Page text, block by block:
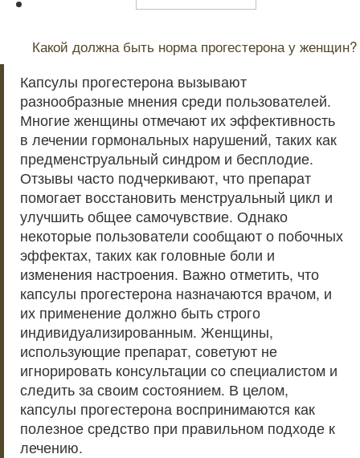
Какой должна быть норма прогестерона у женщин?
Капсулы прогестерона вызывают
разнообразные мнения среди пользователей.
Многие женщины отмечают их эффективность
в лечении гормональных нарушений, таких как
предменструальный синдром и бесплодие.
Отзывы часто подчеркивают, что препарат
помогает восстановить менструальный цикл и
улучшить общее самочувствие. Однако
некоторые пользователи сообщают о побочных
эффектах, таких как головные боли и
изменения настроения. Важно отметить, что
капсулы прогестерона назначаются врачом, и
их применение должно быть строго
индивидуализированным. Женщины,
использующие препарат, советуют не
игнорировать консультации со специалистом и
следить за своим состоянием. В целом,
капсулы прогестерона воспринимаются как
полезное средство при правильном подходе к
лечению.